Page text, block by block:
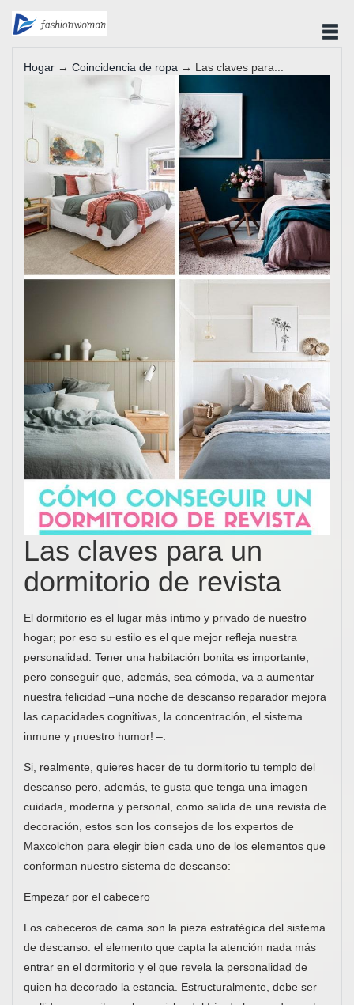
Hogar → Coincidencia de ropa → Las claves para...
Las claves para un
dormitorio de revista
El dormitorio es el lugar más íntimo y privado de nuestro
hogar; por eso su estilo es el que mejor refleja nuestra
personalidad. Tener una habitación bonita es importante;
pero conseguir que, además, sea cómoda, va a aumentar
nuestra felicidad –una noche de descanso reparador mejora
las capacidades cognitivas, la concentración, el sistema
inmune y ¡nuestro humor! –.
Si, realmente, quieres hacer de tu dormitorio tu templo del
descanso pero, además, te gusta que tenga una imagen
cuidada, moderna y personal, como salida de una revista de
decoración, estos son los consejos de los expertos de
Maxcolchon para elegir bien cada uno de los elementos que
conforman nuestro sistema de descanso:
Empezar por el cabecero
Los cabeceros de cama son la pieza estratégica del sistema
de descanso: el elemento que capta la atención nada más
entrar en el dormitorio y el que revela la personalidad de
quien ha decorado la estancia. Estructuralmente, debe ser